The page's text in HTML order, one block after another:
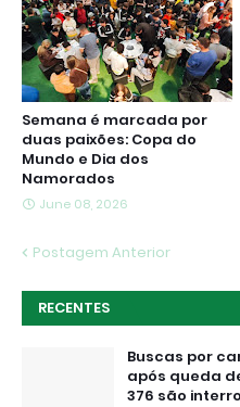
Semana é marcada por
duas paixões: Copa do
Mundo e Dia dos
Namorados
June 08, 2026
Postagem Anterior
RECENTES
Buscas por
após queda
376 são